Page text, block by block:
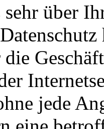
über
jede